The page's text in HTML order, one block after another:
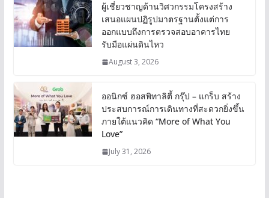
ผู้เชี่ยวชาญด้านวิศวกรรมโครงสร้าง
เสนอแผนปฏิรูปมาตรฐานตั้งแต่การ
ออกแบบถึงการตรวจสอบอาคารไทย
รับมือแผ่นดินไหว
August 3, 2026
ออนิกซ์ ฮอสพิทาลิตี้ กรุ๊ป – แกร็บ สร้าง
ประสบการณ์การเดินทางที่สะดวกยิ่งขึ้น
ภายใต้แนวคิด “More of What You
Love”
July 31, 2026